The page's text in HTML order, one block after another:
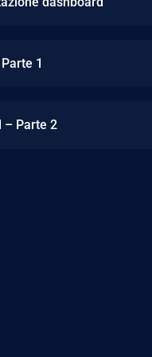
1
– Parte 2